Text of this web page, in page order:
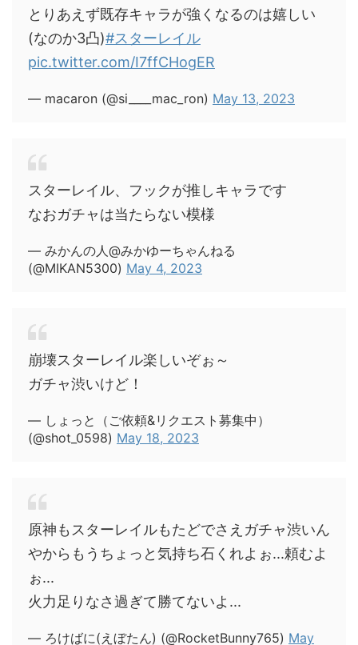
とりあえず既存キャラが強くなるのは嬉しい
(なのか3凸)#スターレイル
pic.twitter.com/I7ffCHogER
— macaron (@si____mac_ron) May 13, 2023
スターレイル、フックが推しキャラです
なおガチャは当たらない模様
— みかんの人@みかゆーちゃんねる
(@MIKAN5300) May 4, 2023
崩壊スターレイル楽しいぞぉ～
ガチャ渋いけど！
— しょっと（ご依頼&リクエスト募集中）
(@shot_0598) May 18, 2023
原神もスターレイルもたどでさえガチャ渋いん
やからもうちょっと気持ち石くれよぉ...頼むよ
ぉ...
火力足りなさ過ぎて勝てないよ...
— ろけばに(えぼたん) (@RocketBunny765) May